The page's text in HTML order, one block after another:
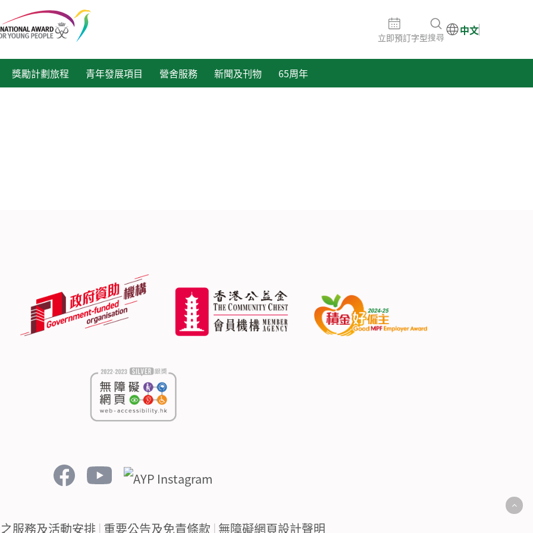
立即預訂字型搜尋
中文
獎勵計劃旅程 青年發展項目 營舍服務 新聞及刊物 65周年
服務及活動安排 | 重要公告及免責條款 | 無障礙網頁設計聲明